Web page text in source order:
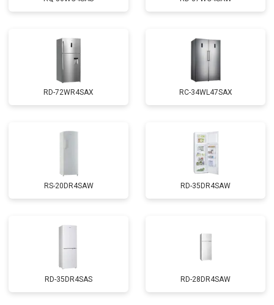
RD-72WR4SAX RС-34WL47SAX
RS-20DR4SAW RD-35DR4SAW
RD-35DR4SAS RD-28DR4SAW